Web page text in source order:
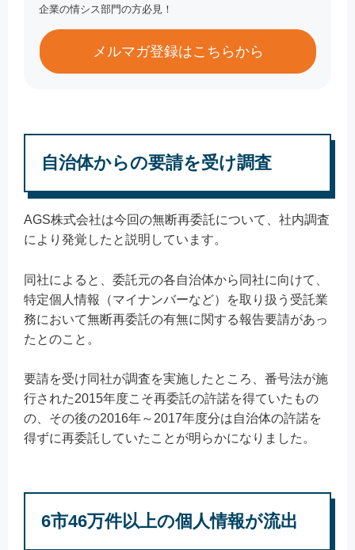
企業の情シス部門の方必見！
メルマガ登録はこちらから
自治体からの要請を受け調査
AGS株式会社は今回の無断再委託について、社内調査
により発覚したと説明しています。
同社によると、委託元の各自治体から同社に向けて、
特定個人情報（マイナンバーなど）を取り扱う受託業
務において無断再委託の有無に関する報告要請があっ
たとのこと。
要請を受け同社が調査を実施したところ、番号法が施
行された2015年度こそ再委託の許諾を得ていたもの
の、その後の2016年～2017年度分は自治体の許諾を
得ずに再委託していたことが明らかになりました。
6市46万件以上の個人情報が流出